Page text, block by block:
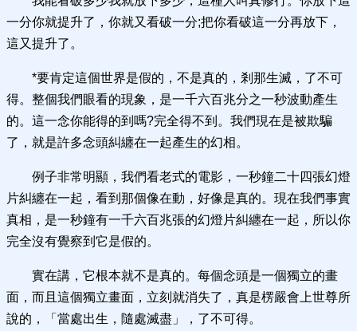
一分你就提升了，你就又看破一分;把你看破這一分再放下，
這又提升了。
*要肯定這個世界是假的，不是真的，剎那生滅，了不可
得。整個我們眼看的現象，是一千六百兆分之一秒波動產生
的。這一念你能得的到嗎?完全得不到。我們現在是被欺騙
了，就是許多念頭糾纏在一起產生的幻相。
例子非常明顯，我們看老式的電影，一秒鐘二十四張幻燈
片糾纏在一起，看到那個像在動，好像是真的。現在我們事實
真相，是一秒鐘有一千六百兆張的幻燈片糾纏在一起，所以你
完全沒有覺察到它是假的。
實在講，它根本就不是真的。每個念頭是一個獨立的畫
面，而且這個獨立畫面，立刻就消失了，真是楞嚴會上世尊所
說的，「當處出生，隨處滅盡」，了不可得。